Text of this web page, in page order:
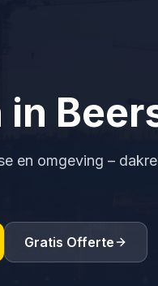
in
en omgeving –
Gratis Offerte